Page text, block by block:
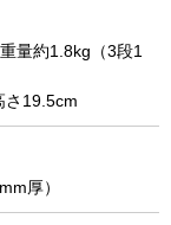
量約1.8kg（3段1
さ19.5cm
厚）